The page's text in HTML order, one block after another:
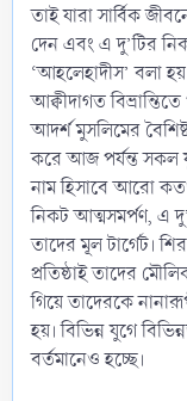
তাই যারা সার্বিক
দেন এবং এ দু’টির
‘আহলেহাদীস’ বলা
আক্বীদাগত
আদর্শ মুসলিমের
করে আজ পর্যন্ত সকল
নাম হিসাবে আরো
নিকট আত্মসমর্পণ, এ
তাদের মূল টার্গেট।
প্রতিষ্ঠাই তাদের
গিয়ে তাদেরকে
হয়। বিভিন্ন যুগে
বর্তমানেও হচ্ছে।